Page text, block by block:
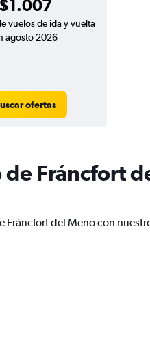
$1.007
vuelos de ida y vuelta
agosto 2026
ofertas
Fráncfort
Fráncfort del Meno con